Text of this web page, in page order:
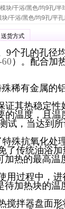
块/干浴/黑色/均9孔/半
/干浴/黑色/均9孔/平
送货方式
9个孔的孔径
60）。配合加
稀有金属的
其热稳定性
温度，且温
试，当达到
殊抗氧化处
了传统油浴
加热的最高
用过程中，
待加热块的
搅拌器盘面